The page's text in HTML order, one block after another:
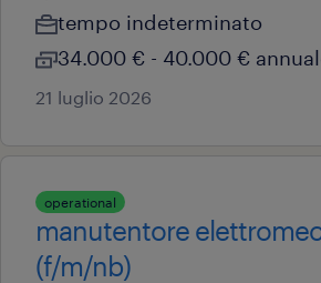
tempo indeterminato
34.000 € - 40.000 €
21 luglio 2026
operational
manutentore
(f/m/nb)